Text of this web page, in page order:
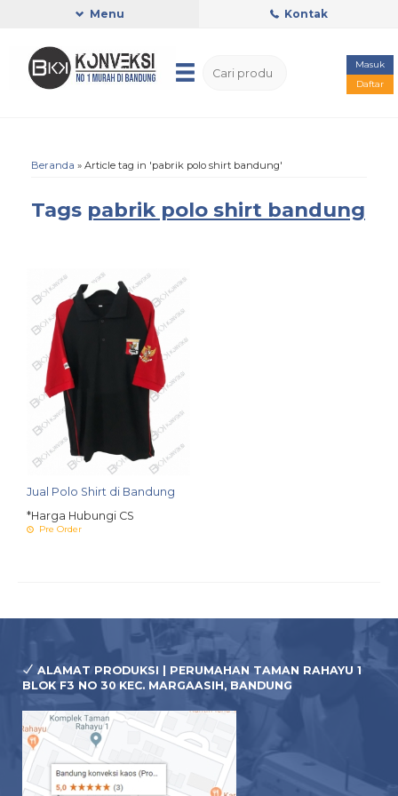
Menu Kontak
Masuk
Daftar
Beranda » Article tag in 'pabrik polo shirt bandung'
Tags pabrik polo shirt bandung
Jual Polo Shirt di Bandung
*Harga Hubungi CS
Pre Order
ALAMAT PRODUKSI | PERUMAHAN TAMAN RAHAYU 1
BLOK F3 NO 30 KEC. MARGAASIH, BANDUNG